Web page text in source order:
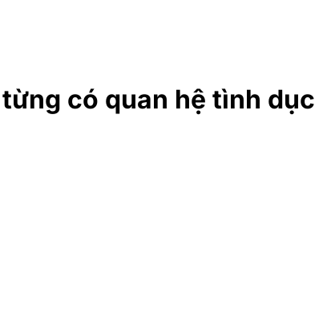
có quan hệ tình dục